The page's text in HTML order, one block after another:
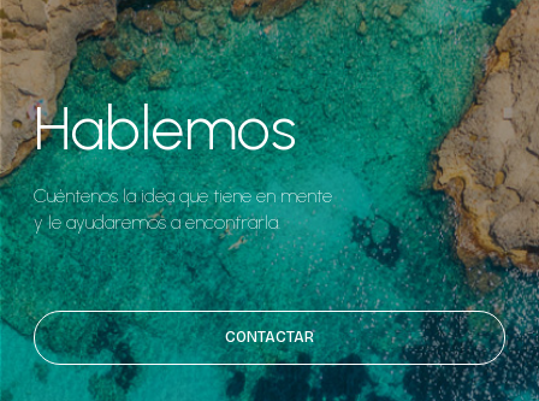
Hablemos
Cuéntenos la idea que tiene en mente
y le ayudaremos a encontrarla.
CONTACTAR